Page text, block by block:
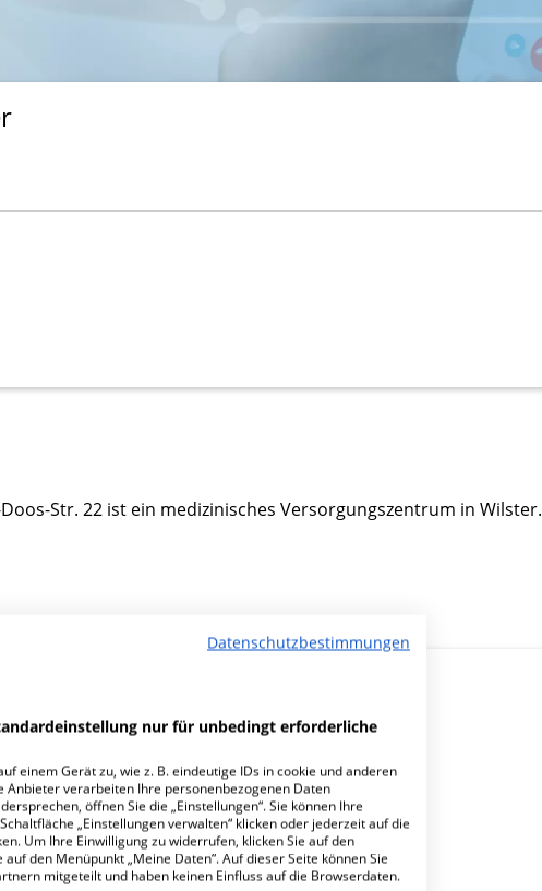
Str. 22 ist ein medizinisches Versorgungszentrum in Wilster.
Wilster?
Datenschutzbestimmungen
nur für unbedingt erforderliche
einem Gerät zu, wie z. B. eindeutige IDs in cookie und anderen
verarbeiten Ihre personenbezogenen Daten
öffnen Sie die „Einstellungen“. Sie können Ihre
„Einstellungen verwalten“ klicken oder jederzeit auf die
Um Ihre Einwilligung zu widerrufen, klicken Sie auf den
den Menüpunkt „Meine Daten“. Auf dieser Seite können Sie
mitgeteilt und haben keinen Einfluss auf die Browserdaten.